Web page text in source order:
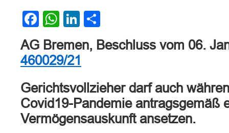
Facebook
WhatsApp
LinkedIn
AG Bremen, Beschluss vom 06.
460029/21
Gerichtsvollzieher darf auch
Covid19-Pandemie antragsgemäß
Vermögensauskunft ansetzen.